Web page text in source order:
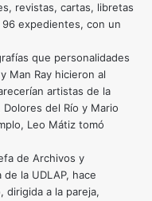
revistas, cartas, libretas
expedientes, con un
que personalidades
Man Ray hicieron al
artistas de la
del Río y Mario
Leo Mátiz tomó
de Archivos y
la UDLAP, hace
dirigida a la pareja,